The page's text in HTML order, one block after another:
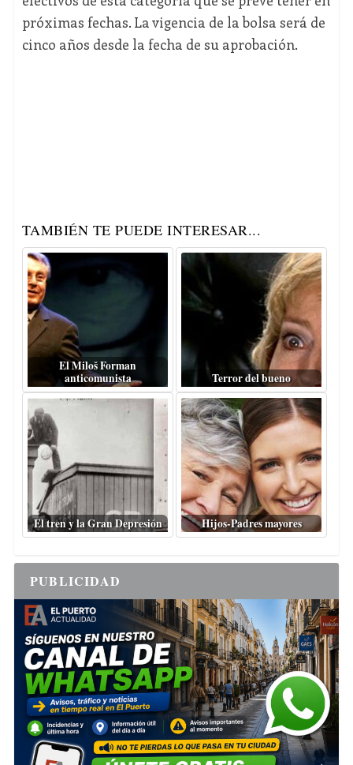
próximas fechas. La vigencia de la bolsa será de
cinco años desde la fecha de su aprobación.
TAMBIÉN TE PUEDE INTERESAR...
El Miloš Forman
anticomunista
Terror del bueno
El tren y la Gran Depresión Hijos-Padres mayores
PUBLICIDAD